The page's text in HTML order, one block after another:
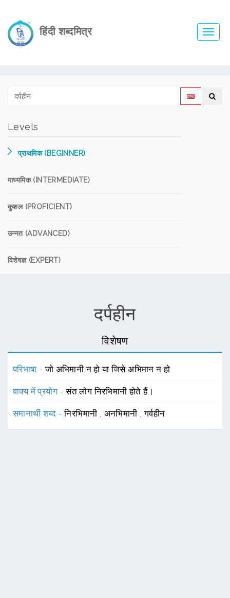
हिंदी शब्दमित्र
Levels
प्राथमिक (BEGINNER)
माध्यमिक (INTERMEDIATE)
कुशल (PROFICIENT)
उन्नत (ADVANCED)
विशेषज्ञ (EXPERT)
दर्पहीन
विशेषण
परिभाषा -जो अभिमानी न हो या जिसे अभिमान न हो
वाक्य में प्रयोग -संत लोग निरभिमानी होते हैं।
समानार्थी शब्द -निरभिमानी , अनभिमानी ,गर्वहीन